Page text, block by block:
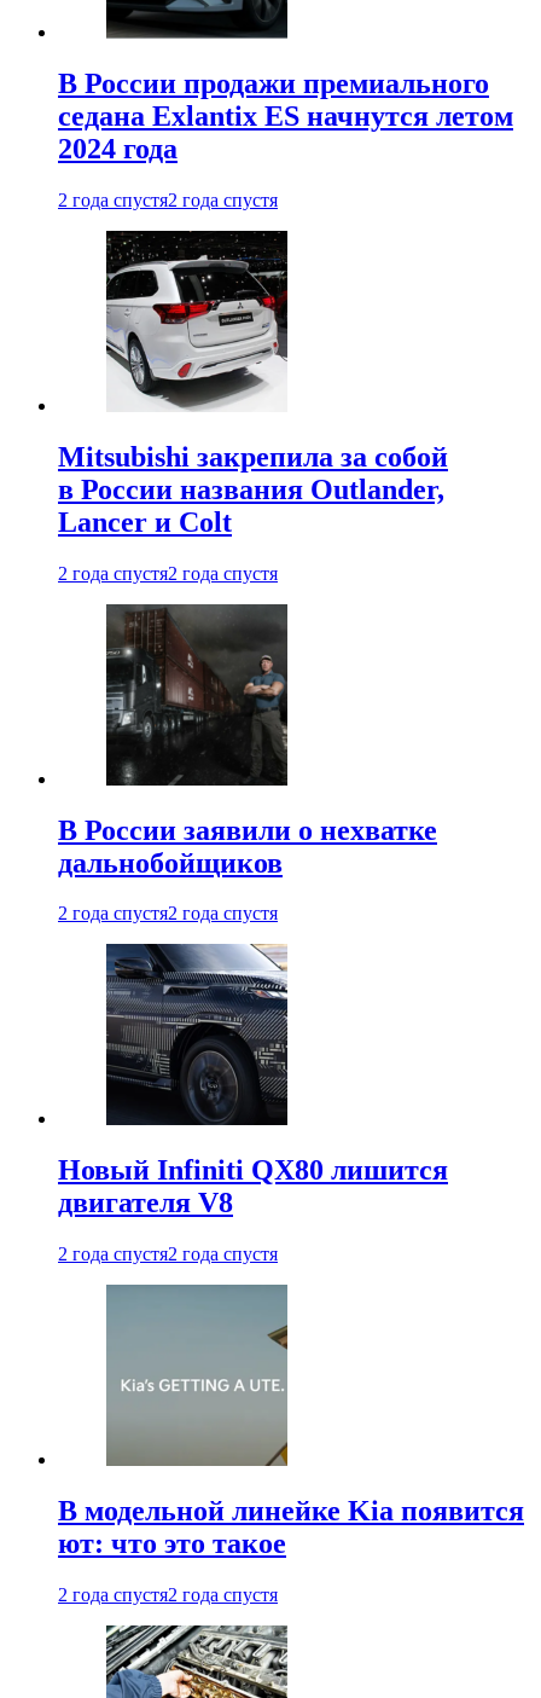
В России продажи премиального
седана Exlantix ES начнутся летом
2024 года
2 года спустя2 года спустя
Mitsubishi закрепила за собой
в России названия Outlander,
Lancer и Colt
2 года спустя2 года спустя
В России заявили о нехватке
дальнобойщиков
2 года спустя2 года спустя
Новый Infiniti QX80 лишится
двигателя V8
2 года спустя2 года спустя
В модельной линейке Kia появится
ют: что это такое
2 года спустя2 года спустя